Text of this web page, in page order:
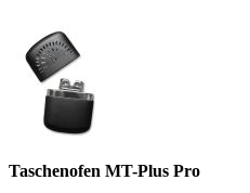
Taschenofen MT-Plus Pro